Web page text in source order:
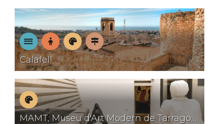
A
la
platja
En
família
MuseusPobles
amb
encant
Calafell
Museus
MAMT, Museu d'Art Modern de Tarragona